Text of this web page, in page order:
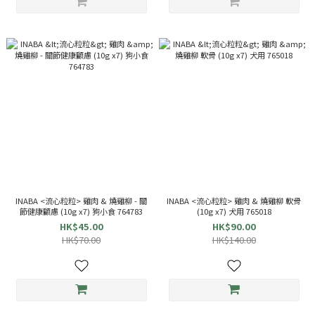
INABA <流心粒粒> 雞肉 & 燒雞柳 - 關
節健康顧慮 (10g x7) 狗小食 764783
HK$45.00
HK$70.00
INABA <流心粒粒> 雞肉 & 燒雞柳 軟骨
(10g x7) 犬用 765018
HK$90.00
HK$140.00